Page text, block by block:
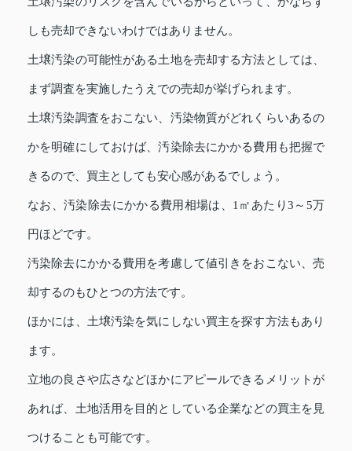
しも売却できないわけではありません。
土壌汚染の可能性がある土地を売却する方法としては、
まず調査を実施したうえでの売却が挙げられます。
土壌汚染調査をおこない、汚染物質がどれくらいあるの
かを明確にしておけば、汚染除去にかかる費用も把握で
きるので、買主としても安心感があるでしょう。
なお、汚染除去にかかる費用相場は、1㎡あたり3～5万
円ほどです。
汚染除去にかかる費用を考慮して値引きをおこない、売
却するのもひとつの方法です。
ほかには、土壌汚染を気にしない買主を探す方法もあり
ます。
立地の良さや広さなどほかにアピールできるメリットが
あれば、土地活用を目的としている企業などの買主を見
つけることも可能です。